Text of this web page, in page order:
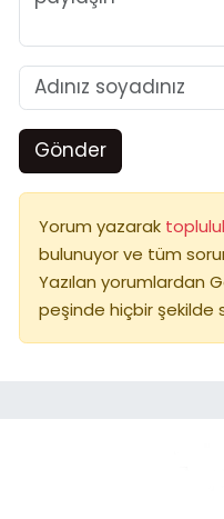
Gönder
Yorum yazarak
bulunuyor ve tüm
Yazılan yorumlardan
peşinde hiçbir şekilde